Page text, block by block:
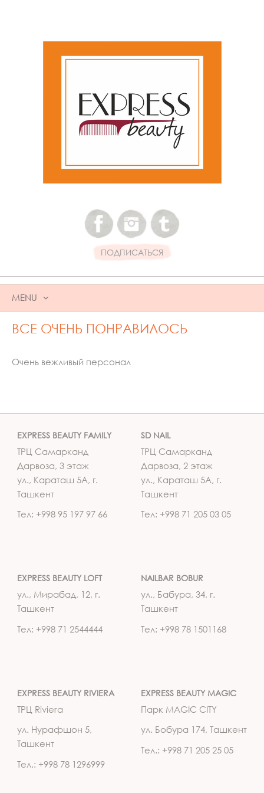
ПОДПИСАТЬСЯ
MENU
SKIP
TO
ВСЕ ОЧЕНЬ ПОНРАВИЛОСЬ
Очень вежливый персонал
EXPRESS BEAUTY FAMILY
ТРЦ Самарканд
Дарвоза, 3 этаж
ул., Караташ 5А, г.
Ташкент
Тел: +998 95 197 97 66
SD NAIL
ТРЦ Самарканд
Дарвоза, 2 этаж
ул., Караташ 5А, г.
Ташкент
Тел: +998 71 205 03 05
EXPRESS BEAUTY LOFT
ул., Мирабад, 12, г.
Ташкент
Тел: +998 71 2544444
NAILBAR BOBUR
ул., Бабура, 34, г.
Ташкент
Тел: +998 78 1501168
EXPRESS BEAUTY RIVIERA
ТРЦ Riviera
ул. Нурафшон 5,
Ташкент
Тел.: +998 78 1296999
EXPRESS BEAUTY MAGIC
Парк MAGIC CITY
ул. Бобура 174, Ташкент
Тел.: +998 71 205 25 05